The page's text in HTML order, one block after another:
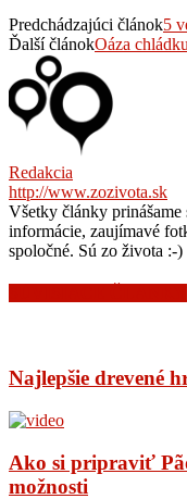
Predchádzajúci článok5
Ďalší článokOáza
Redakcia
http://www.zozivota.sk
Všetky články
informácie, zaujímavé
spoločné. Sú zo života :-)
Najlepšie drevené
Ako si pripraviť
možnosti